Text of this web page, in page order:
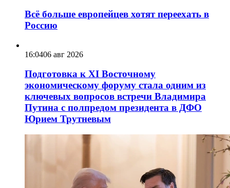
Всё больше европейцев хотят переехать в
Россию
16:0406 авг 2026
Подготовка к XI Восточному
экономическому форуму стала одним из
ключевых вопросов встречи Владимира
Путина с полпредом президента в ДФО
Юрием Трутневым